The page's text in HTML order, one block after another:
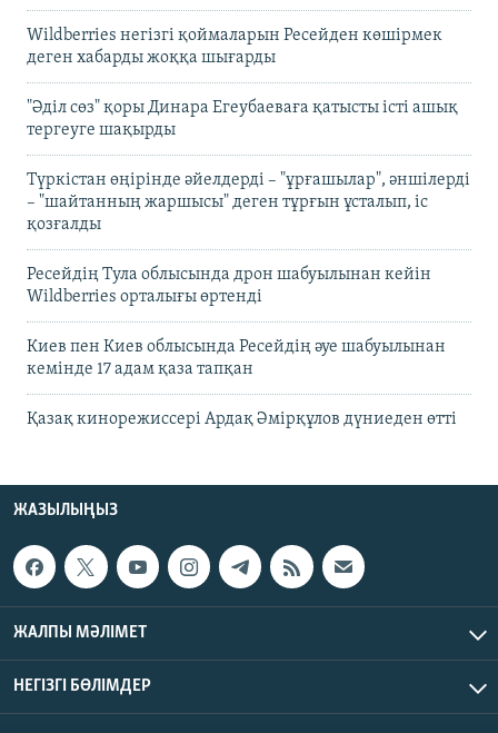
Wildberries негізгі қоймаларын Ресейден көшірмек
деген хабарды жоққа шығарды
"Әділ сөз" қоры Динара Егеубаеваға қатысты істі ашық
тергеуге шақырды
Түркістан өңірінде әйелдерді – "ұрғашылар", әншілерді
– "шайтанның жаршысы" деген тұрғын ұсталып, іс
қозғалды
Ресейдің Тула облысында дрон шабуылынан кейін
Wildberries орталығы өртенді
Киев пен Киев облысында Ресейдің әуе шабуылынан
кемінде 17 адам қаза тапқан
Қазақ кинорежиссері Ардақ Әмірқұлов дүниеден өтті
ЖАЗЫЛЫҢЫЗ
ЖАЛПЫ МӘЛІМЕТ
НЕГІЗГІ БӨЛІМДЕР